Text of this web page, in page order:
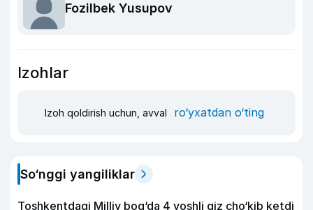
Fozilbek Yusupov
Izohlar
Izoh qoldirish uchun, avval ro‘yxatdan o‘ting
So‘nggi yangiliklar
Toshkentdagi Milliy bog‘da 4 yoshli qiz cho‘kib ketdi